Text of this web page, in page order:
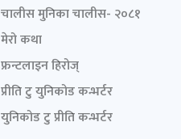
चालीस मुनिका चालीस- २०८१
मेरो कथा
फ्रन्टलाइन हिरोज्
प्रीति टु युनिकोड कन्भर्टर
युनिकोड टु प्रीति कन्भर्टर